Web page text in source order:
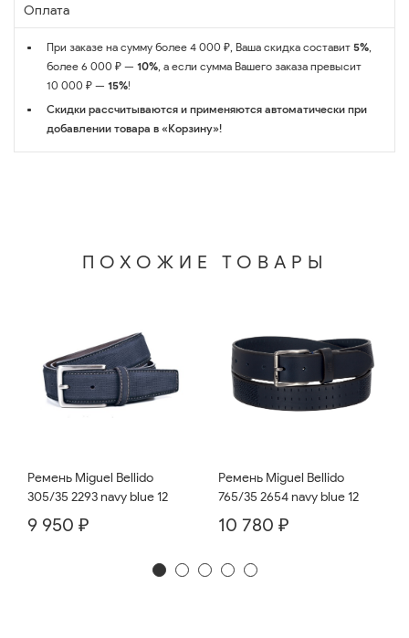
Оплата
При заказе на сумму более 4 000 ₽, Ваша скидка составит 5%,
более 6 000 ₽ — 10%, а если сумма Вашего заказа превысит
10 000 ₽ — 15%!
Скидки рассчитываются и применяются автоматически при
добавлении товара в «Корзину»!
ПОХОЖИЕ ТОВАРЫ
Ремень Miguel Bellido
305/35 2293 navy blue 12
9 950 ₽
Ремень Miguel Bellido
765/35 2654 navy blue 12
10 780 ₽